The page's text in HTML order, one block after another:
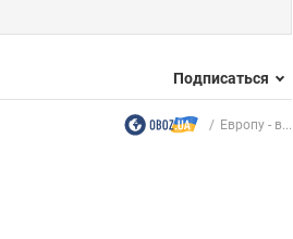
Подписаться
Европу - в...